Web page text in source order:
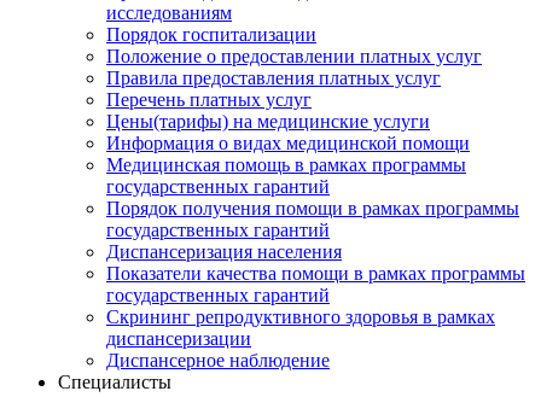
исследованиям
Порядок госпитализации
Положение о предоставлении платных услуг
Правила предоставления платных услуг
Перечень платных услуг
Цены(тарифы) на медицинские услуги
Информация о видах медицинской помощи
Медицинская помощь в рамках программы
государственных гарантий
Порядок получения помощи в рамках программы
государственных гарантий
Диспансеризация населения
Показатели качества помощи в рамках программы
государственных гарантий
Скрининг репродуктивного здоровья в рамках
диспансеризации
Диспансерное наблюдение
Специалисты